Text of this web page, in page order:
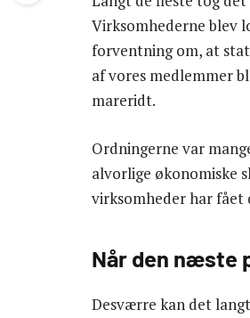
Virksomhederne blev
forventning om, at
af vores medlemmer
mareridt.
Ordningerne var
alvorlige økonomiske
virksomheder har fået
Når den næste
Desværre kan det